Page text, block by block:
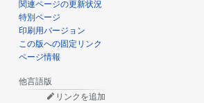
関連ページの更新状況
特別ページ
印刷用バージョン
この版への固定リンク
ページ情報
他言語版
リンクを追加